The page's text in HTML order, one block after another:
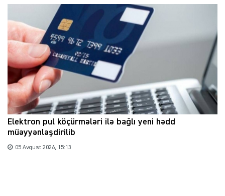
Elektron pul köçürmələri ilə bağlı yeni hədd
müəyyənləşdirilib
05 Avqust 2026, 15:13